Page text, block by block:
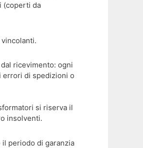
(coperti da
ricevimento: ogni
errori di spedizioni o
si riserva il
insolventi.
periodo di garanzia